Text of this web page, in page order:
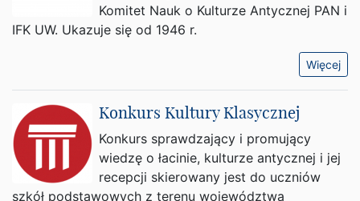
Komitet Nauk o Kulturze Antycznej PAN i
IFK UW. Ukazuje się od 1946 r.
Więcej
Konkurs Kultury Klasycznej
Konkurs sprawdzający i promujący
wiedzę o łacinie, kulturze antycznej i jej
recepcji skierowany jest do uczniów
szkół podstawowych z terenu województwa